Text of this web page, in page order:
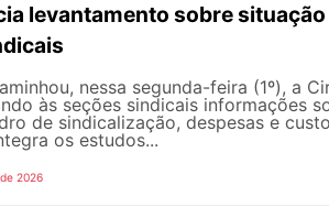
levantamento sobre
nessa segunda-feira (1º), a
às seções sindicais informações
de sindicalização, despesas e
os estudos...
2026